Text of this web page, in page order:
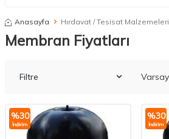
Anasayfa Hırdavat / Tesisat Malzemeleri
Membran Fiyatları
Filtre
%30
İndirim
%30
İndirim